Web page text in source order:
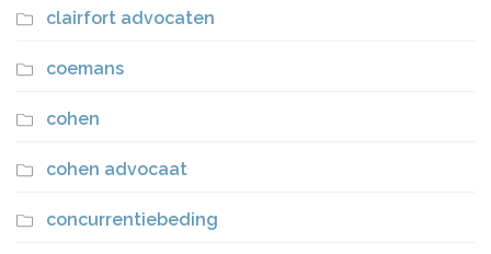
clairfort advocaten
coemans
cohen
cohen advocaat
concurrentiebeding